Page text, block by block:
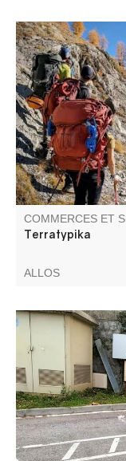
Guide de pays et
COMMERCES ET
Terratypika
ALLOS
Le réseau
rapides. Les
abonnement.